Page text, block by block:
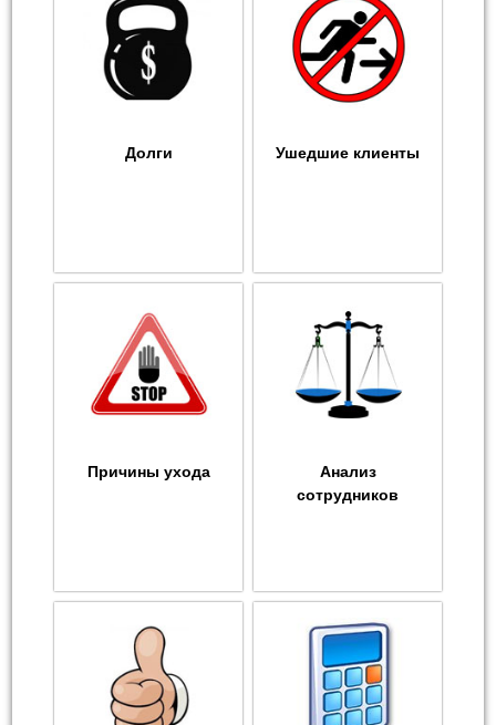
Долги Ушедшие клиенты
Причины ухода
Анализ
сотрудников